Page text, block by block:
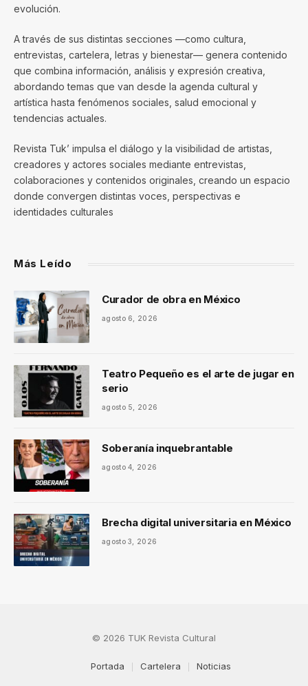
evolución.
A través de sus distintas secciones —como cultura,
entrevistas, cartelera, letras y bienestar— genera contenido
que combina información, análisis y expresión creativa,
abordando temas que van desde la agenda cultural y
artística hasta fenómenos sociales, salud emocional y
tendencias actuales.
Revista Tuk’ impulsa el diálogo y la visibilidad de artistas,
creadores y actores sociales mediante entrevistas,
colaboraciones y contenidos originales, creando un espacio
donde convergen distintas voces, perspectivas e
identidades culturales
Más Leído
Curador de obra en México
agosto 6, 2026
Teatro Pequeño es el arte de jugar en
serio
agosto 5, 2026
Soberanía inquebrantable
agosto 4, 2026
Brecha digital universitaria en México
agosto 3, 2026
© 2026 TUK Revista Cultural
Portada Cartelera Noticias